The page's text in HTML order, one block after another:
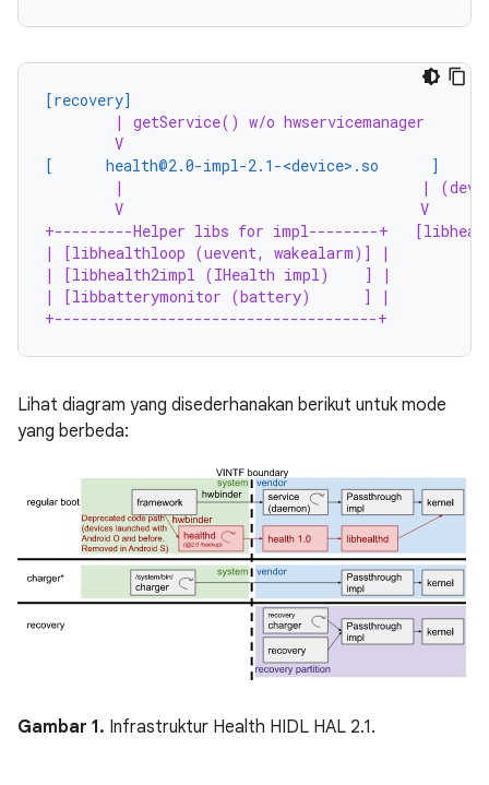
[recovery]
| getService() w/o hwservicemanager
V
[      health@2.0-impl-2.1-<device>.so      ]
|                                  | (device-
V                                  V
+---------Helper libs for impl--------+
| [libhealthloop (uevent, wakealarm)] |
| [libhealth2impl (IHealth impl)    ] |
| [libbatterymonitor (battery)      ] |
+-------------------------------------+
Lihat diagram yang disederhanakan berikut untuk mode
yang berbeda:
Gambar 1. Infrastruktur Health HIDL HAL 2.1.